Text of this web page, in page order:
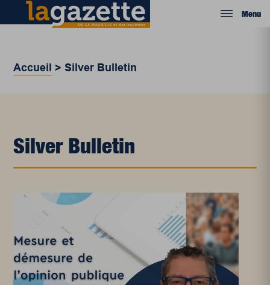
Menu
Accueil >Silver Bulletin
Silver Bulletin